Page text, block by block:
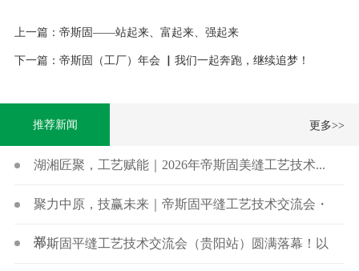
上一篇：帝斯固——站起来、富起来、强起来
下一篇：帝斯固（工厂）年会 ▏我们一起奔跑，继续追梦！
推荐新闻 更多>>
湖湘匠聚，工艺赋能｜2026年帝斯固美缝工艺技术...
聚力中原，技赢未来｜帝斯固平缝工艺技术交流会・
郑...
帝斯固平缝工艺技术交流会（贵阳站）圆满落幕！以